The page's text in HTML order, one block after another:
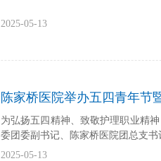
2025-05-13
陈家桥医院举办五四青年节
为弘扬五四精神、致敬护理职业精
委团委副书记、陈家桥医院团总支
庆祝活动。委团委副书记（主持工
2025-05-13